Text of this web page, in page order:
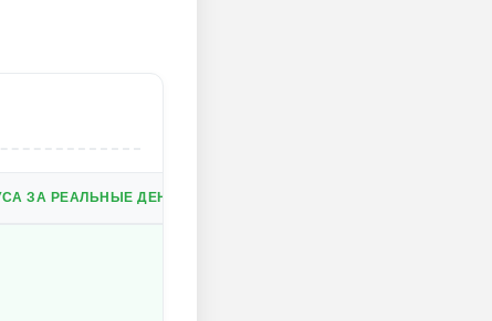
ЗА РЕАЛЬНЫЕ ДЕНЬГИ.